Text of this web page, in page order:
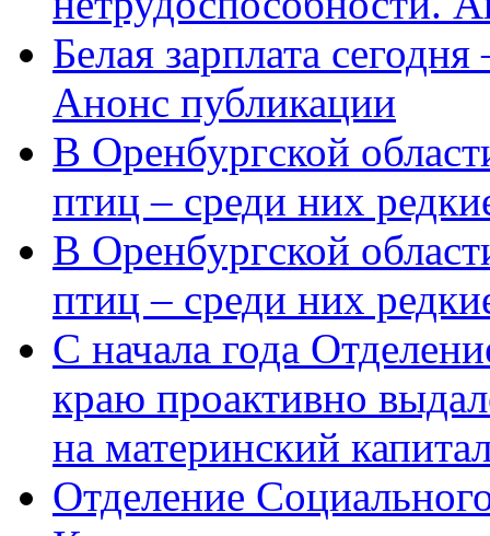
Белая зарплата
Анонс публикации
В Оренбургской
птиц – среди них
В Оренбургской
птиц – среди них
С начала года
краю проактивно
на материнский
Отделение